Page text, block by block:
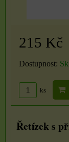
215 Kč
Dostupnost:
ks
Řetízek s